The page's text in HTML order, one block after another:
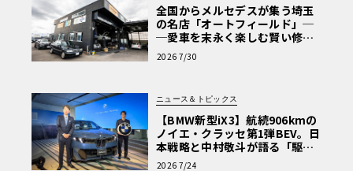
全国からメルセデスが集う埼玉
の名店「オートフィールド」─
─愛車を末永く楽しむ賢い修理
術と、プロがフックス製オイル
を選ぶ理由〈PR〉
2026 7/30
ニュース＆トピックス
【BMW新型iX3】航続906kmの
ノイエ・クラッセ第1弾BEV。日
本戦略と中村敬斗が語る「駆け
ぬける歓び」
2026 7/24